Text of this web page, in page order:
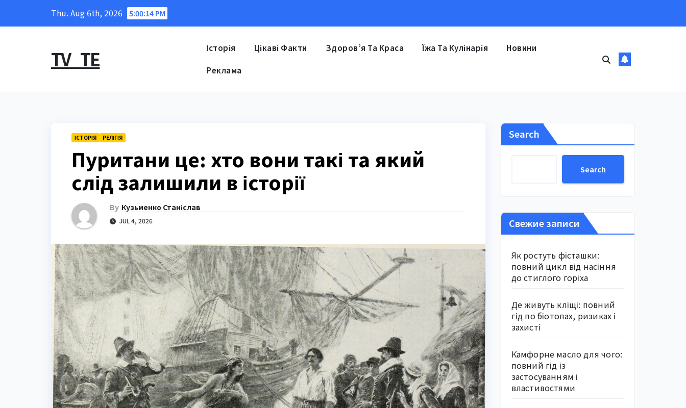
Thu. Aug 6th, 2026 5:00:15 PM
TV_TE Історія Цікаві Факти Здоров’я Та Краса Їжа Та Кулінарія Новини
Реклама
ІСТОРІЯ РЕЛІГІЯ
Пуритани це: хто вони такі та який
слід залишили в історії
By Кузьменко Станіслав
JUL 4, 2026
Search
Search
Свежие записи
Як ростуть фісташки:
повний цикл від насіння
до стиглого горіха
Де живуть кліщі: повний
гід по біотопах, ризиках і
захисті
Камфорне масло для чого:
повний гід із
застосуванням і
властивостями